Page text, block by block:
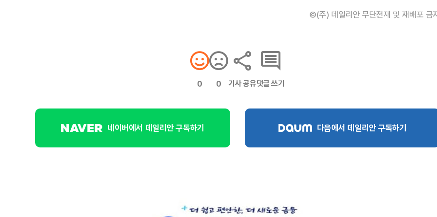
©(주) 데일리안 무단전재 및 재배포 금
0 0 기사 공유댓글 쓰기
네이버에서 데일리안 구독하기 다음에서 데일리안 구독하기